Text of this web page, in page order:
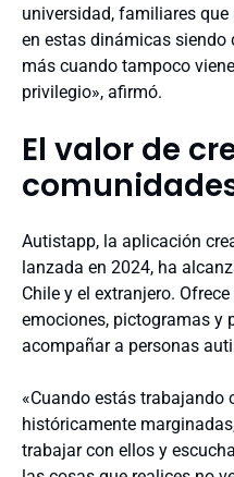
universidad, familiares
en estas dinámicas siendo
más cuando tampoco
privilegio», afirmó.
El valor de
Autistapp, la aplicación
lanzada en 2024, ha
Chile y el extranjero.
emociones, pictogramas y
acompañar a personas
«Cuando estás trabajando
históricamente
trabajar con ellos y